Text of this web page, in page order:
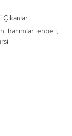
Çıkanlar
, hanımlar rehberi,